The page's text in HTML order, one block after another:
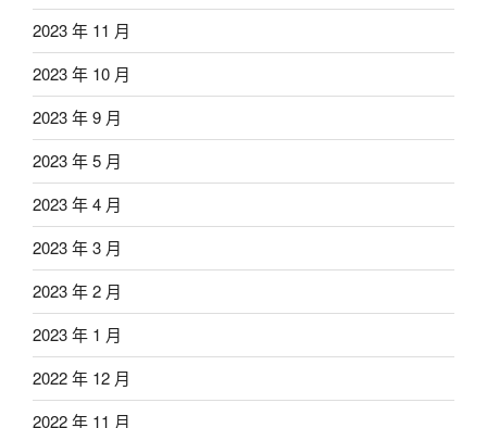
2023 年 11 月
2023 年 10 月
2023 年 9 月
2023 年 5 月
2023 年 4 月
2023 年 3 月
2023 年 2 月
2023 年 1 月
2022 年 12 月
2022 年 11 月